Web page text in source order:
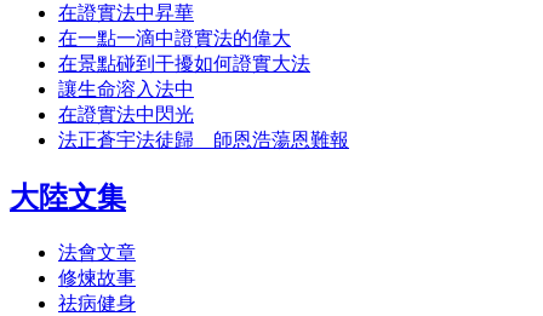
在證實法中昇華
在一點一滴中證實法的偉大
在景點碰到干擾如何證實大法
讓生命溶入法中
在證實法中閃光
法正蒼宇法徒歸 師恩浩蕩恩難報
大陸文集
法會文章
修煉故事
祛病健身